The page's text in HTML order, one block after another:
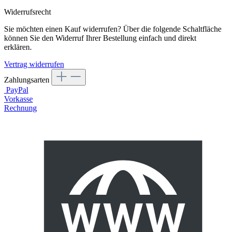
Widerrufsrecht
Sie möchten einen Kauf widerrufen? Über die folgende Schaltfläche
können Sie den Widerruf Ihrer Bestellung einfach und direkt
erklären.
Vertrag widerrufen
Zahlungsarten
PayPal
Vorkasse
Rechnung